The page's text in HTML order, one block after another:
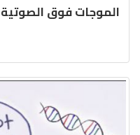
الموجات فوق الصوتية